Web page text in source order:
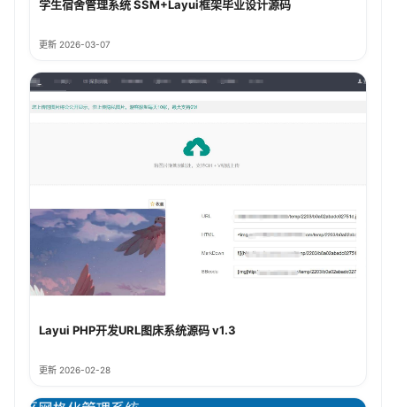
学生宿舍管理系统 SSM+Layui框架毕业设计源码
更新 2026-03-07
Layui PHP开发URL图床系统源码 v1.3
更新 2026-02-28